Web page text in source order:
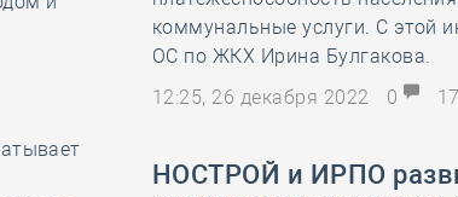
коммунальные услуги. С этой
ОС по ЖКХ Ирина Булгакова.
12:25, 26 декабря 2022
0
НОСТРОЙ и ИРПО